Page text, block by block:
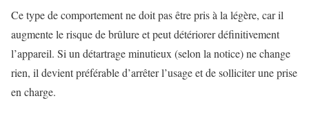
Ce type de comportement ne doit pas être pris à la légère, car il
augmente le risque de brûlure et peut détériorer définitivement
l’appareil. Si un détartrage minutieux (selon la notice) ne change
rien, il devient préférable d’arrêter l’usage et de solliciter une prise
en charge.